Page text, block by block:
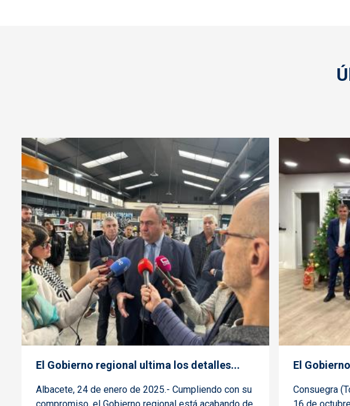
El Gobierno regional ultima los detalles...
Albacete, 24 de enero de 2025.- Cumpliendo con su
El
Consuegra